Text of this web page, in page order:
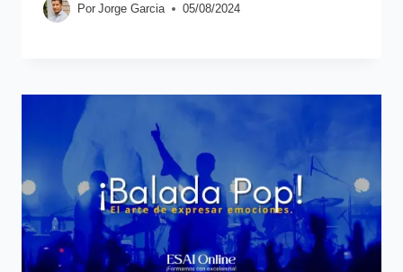
Por Jorge Garcia 05/08/2024